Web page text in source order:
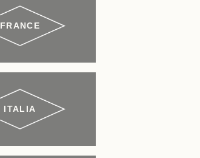
FRANCE
ITALIA